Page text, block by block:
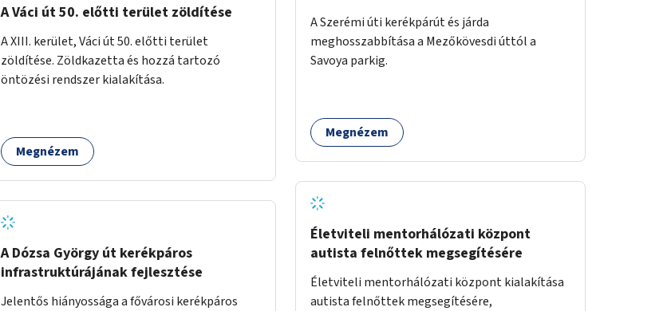
A Váci út 50. előtti terület zöldítése
A XIII. kerület, Váci út 50. előtti terület
zöldítése. Zöldkazetta és hozzá tartozó
öntözési rendszer kialakítása.
Megnézem
A Dózsa György út kerékpáros
infrastruktúrájának fejlesztése
Jelentős hiányossága a fővárosi kerékpáros
A Szerémi úti kerékpárút és járda
meghosszabbítása a Mezőkövesdi úttól a
Savoya parkig.
Megnézem
Életviteli mentorhálózati központ
autista felnőttek megsegítésére
Életviteli mentorhálózati központ kialakítása
autista felnőttek megsegítésére,